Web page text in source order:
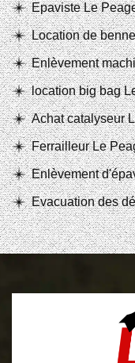
Epaviste Le
Location de
Enlèvement
location big bag
Achat catalyseur
Ferrailleur Le
Enlèvement
Evacuation des